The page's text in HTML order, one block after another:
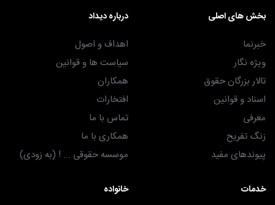
بخش های اصلی
خبرنما
ویژه نگار
تالار بزرگان حقوق
اسناد و قوانین
معرفی
زنگ تفریح
پیوندهای مفید
درباره دیداد
اهداف و اصول
سیاست ها و قوانین
همکاران
افتخارات
تماس با ما
همکاری با ما
موسسه حقوقی ... ! (به زودی)
خدمات خانواده